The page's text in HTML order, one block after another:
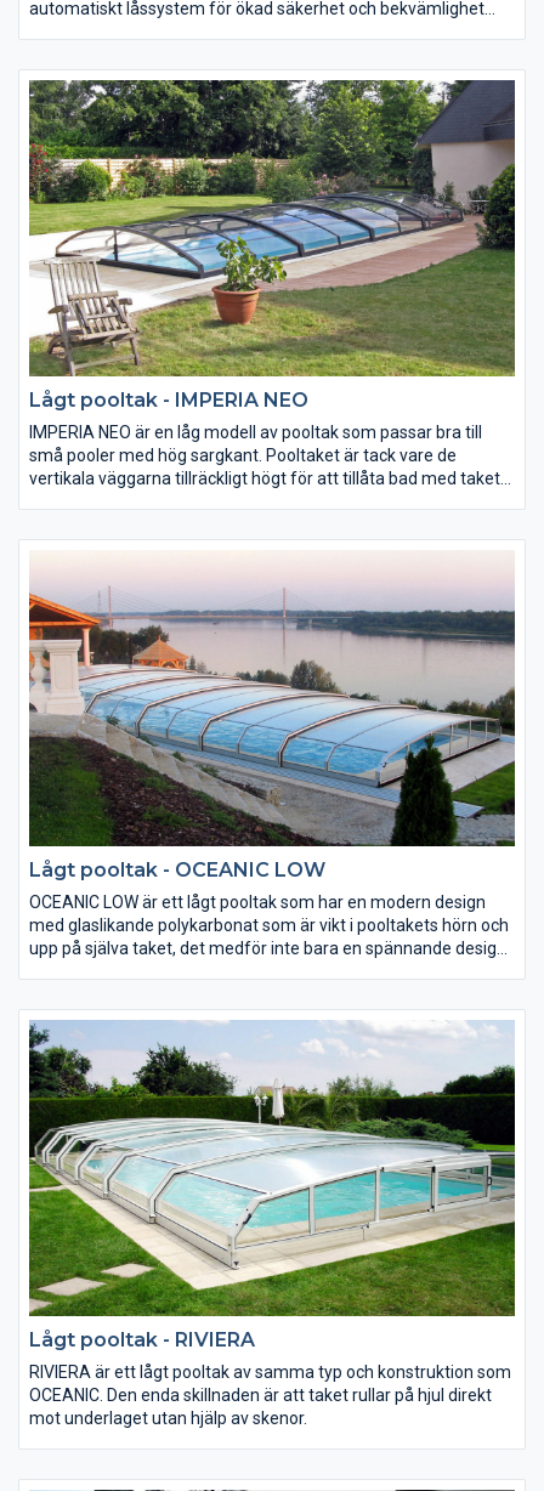
automatiskt låssystem för ökad säkerhet och bekvämlighet
Neo™ Line är nya varianter på våra modeller Elegant, Tropea,
Universe, Imperia samt Laguna. Dessa modeller av pooltak
tillverkas av aluminiumprofiler som är designade i ett modernt
formspråk för att ytterligare smälta in i poolmiljön.
Lågt pooltak - IMPERIA NEO
IMPERIA NEO är en låg modell av pooltak som passar bra till
små pooler med hög sargkant. Pooltaket är tack vare de
vertikala väggarna tillräckligt högt för att tillåta bad med taket
Lågt pooltak - OCEANIC LOW
OCEANIC LOW är ett lågt pooltak som har en modern design
med glaslikande polykarbonat som är vikt i pooltakets hörn och
upp på själva taket, det medför inte bara en spännande design,
Man kan välja mellan ett tak som är helt i 4mm kompakt
”glasliknande” polykarbonat eller att t.e.x. välja kanalplast uppe
på själva taket för bättre isolering.
Lågt pooltak - RIVIERA
​​​RIVIERA är ett lågt pooltak av samma typ och konstruktion som
OCEANIC. Den enda skillnaden är att taket rullar på hjul direkt
mot underlaget utan hjälp av skenor.